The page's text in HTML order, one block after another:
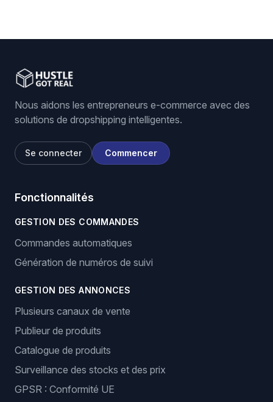
Nous aidons les entrepreneurs e-commerce avec des
solutions de dropshipping intelligentes.
Se connecter Commencer
Fonctionnalités
GESTION DES COMMANDES
Commandes automatiques
Génération de numéros de suivi
GESTION DES ANNONCES
Plusieurs canaux de vente
Publieur de produits
Catalogue de produits
Surveillance des stocks et des prix
GPSR : Conformité UE